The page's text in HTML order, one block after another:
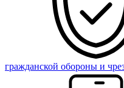
гражданской обороны и